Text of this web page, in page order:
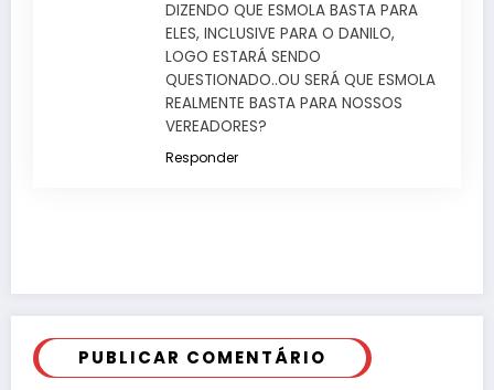
DIZENDO QUE ESMOLA BASTA PARA
ELES, INCLUSIVE PARA O DANILO,
LOGO ESTARÁ SENDO
QUESTIONADO..OU SERÁ QUE ESMOLA
REALMENTE BASTA PARA NOSSOS
VEREADORES?
Responder
PUBLICAR COMENTÁRIO